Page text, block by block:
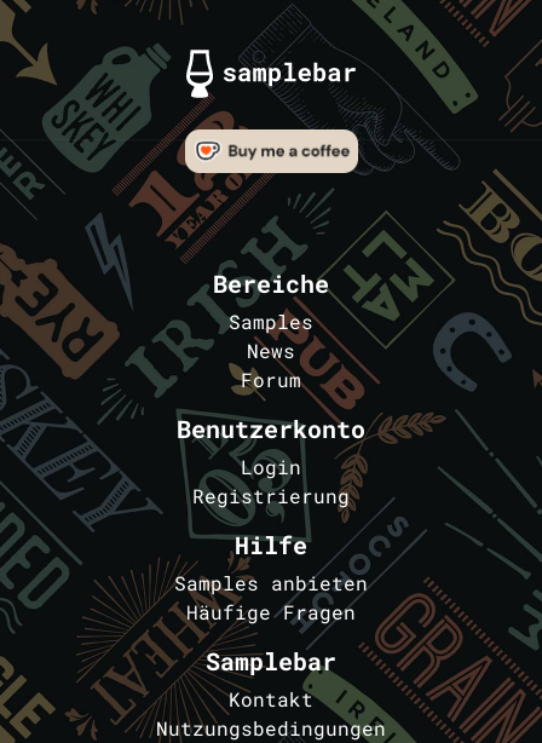
Bereiche
Samples
News
Forum
Benutzerkonto
Login
Registrierung
Hilfe
Samples anbieten
Häufige Fragen
Samplebar
Kontakt
Nutzungsbedingungen